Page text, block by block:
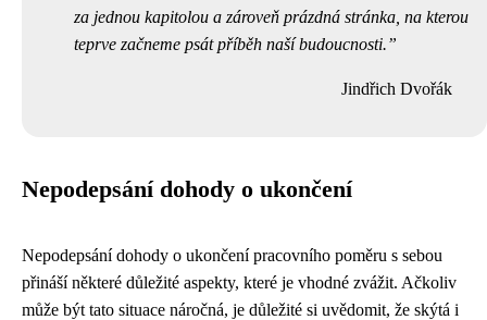
za jednou kapitolou a zároveň prázdná stránka, na kterou
teprve začneme psát příběh naší budoucnosti.
Jindřich Dvořák
Nepodepsání dohody o ukončení
Nepodepsání dohody o ukončení pracovního poměru s sebou
přináší některé důležité aspekty, které je vhodné zvážit. Ačkoliv
může být tato situace náročná, je důležité si uvědomit, že skýtá i